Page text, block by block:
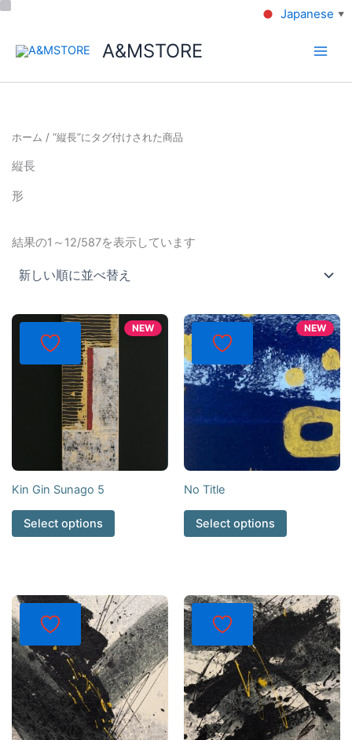
A&MSTORE
ホーム / “縦長”にタグ付けされた商品
縦長
形
結果の1～12/587を表示しています
NEW
Kin Gin Sunago 5
Select options
NEW
No Title
Select options
Japanese ▼